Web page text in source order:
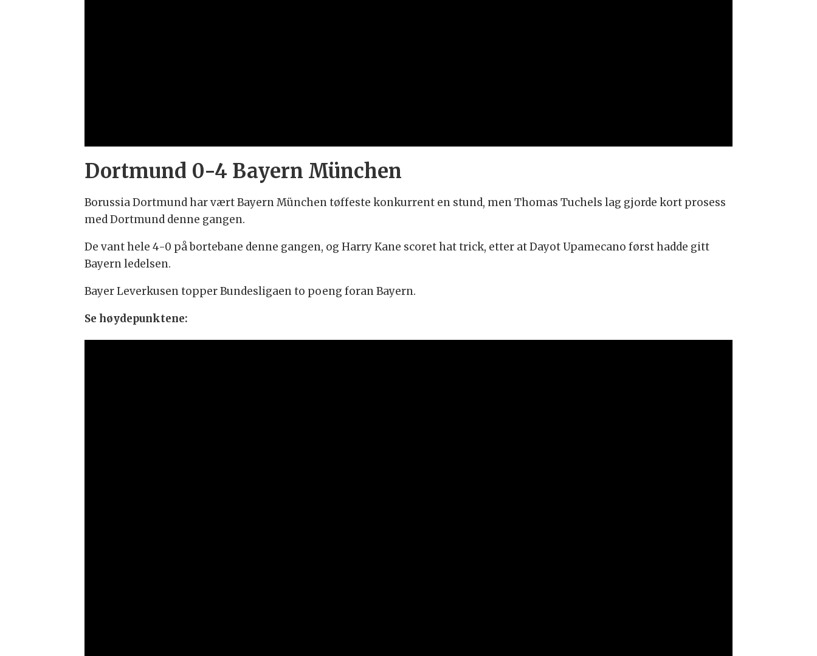
Dortmund 0-4 Bayern München
Borussia Dortmund har vært Bayern München tøffeste konkurrent en stund, men Thomas Tuchels lag gjorde kort prosess
med Dortmund denne gangen.
De vant hele 4-0 på bortebane denne gangen, og Harry Kane scoret hat trick, etter at Dayot Upamecano først hadde gitt
Bayern ledelsen.
Bayer Leverkusen topper Bundesligaen to poeng foran Bayern.
Se høydepunktene: